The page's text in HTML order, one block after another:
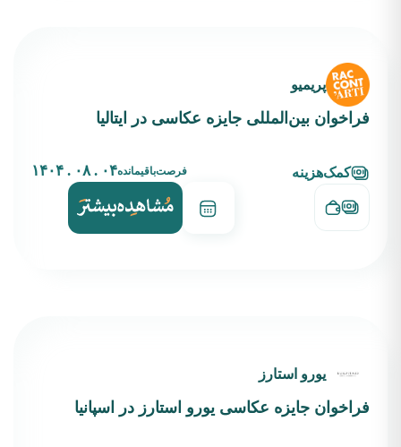
پریمیو
فراخوان بین‌المللی جایزه عکاسی در ایتالیا
کمک‌هزینه فرصت‌باقیمانده۰۴ . ۰۸ . ۱۴۰۴
یورو استارز
فراخوان جایزه عکاسی یورو استارز در اسپانیا